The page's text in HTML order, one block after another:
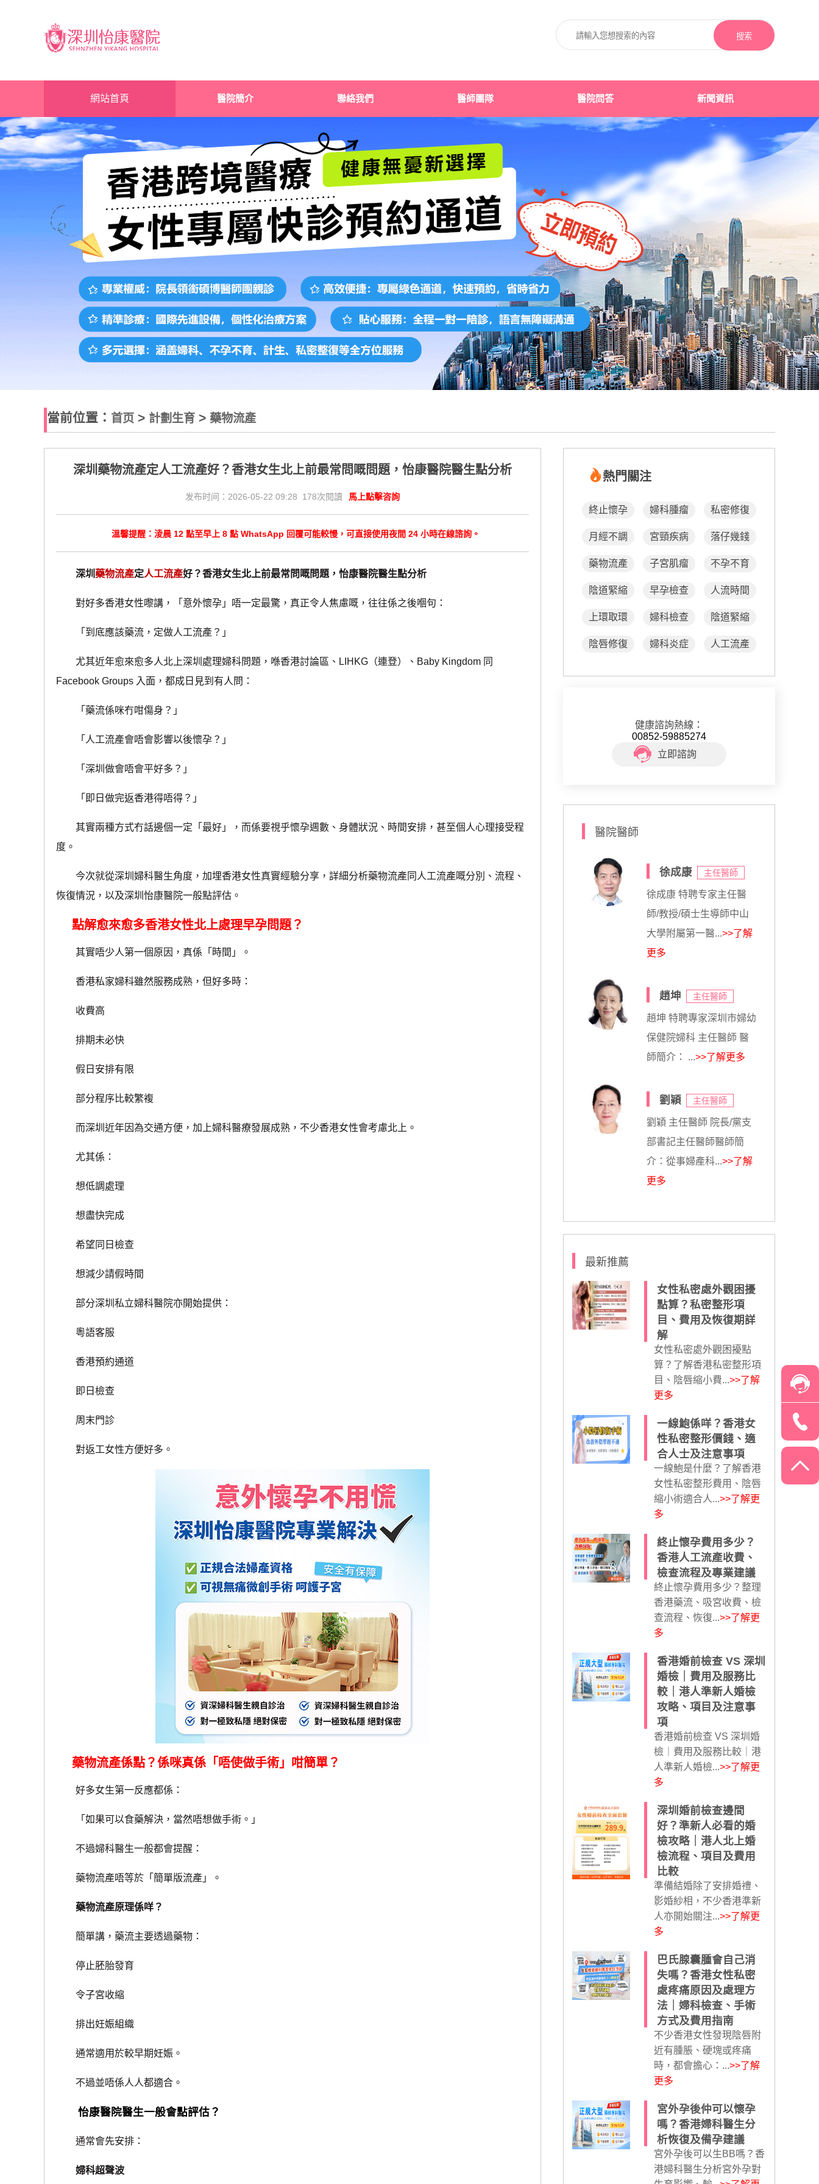
搜索
網站首頁 醫院簡介 聯絡我們 醫師團隊 醫院問答 新聞資訊
當前位置： 首页 > 計劃生育 > 藥物流產
深圳藥物流產定人工流產好？香港女生北上前最常問嘅問題，怡康醫院醫生點分析
发布时间：2026-05-22 09:28 178次閱讀 馬上點擊咨詢
溫馨提醒：淩晨 12 點至早上 8 點 WhatsApp 回覆可能較慢，可直接使用夜間 24 小時在線諮詢。
深圳 藥物流產定人工流產好？香港女生北上前最常問嘅問題，怡康醫院醫生點分析
對好多香港女性嚟講，「意外懷孕」唔一定最驚，真正令人焦慮嘅，往往係之後嗰句：
「到底應該藥流，定做人工流產？」
尤其近年愈來愈多人北上深圳處理婦科問題，喺香港討論區、LIHKG（連登）、Baby Kingdom 同
Facebook Groups 入面，都成日見到有人問：
「藥流係咪冇咁傷身？」
「人工流產會唔會影響以後懷孕？」
「深圳做會唔會平好多？」
「即日做完返香港得唔得？」
其實兩種方式冇話邊個一定「最好」，而係要視乎懷孕週數、身體狀況、時間安排，甚至個人心理接受程
度。
今次就從深圳婦科醫生角度，加埋香港女性真實經驗分享，詳細分析藥物流產同人工流產嘅分別、流程、
恢復情況，以及深圳怡康醫院一般點評估。
點解愈來愈多香港女性北上處理早孕問題？
其實唔少人第一個原因，真係「時間」。
香港私家婦科雖然服務成熟，但好多時：
收費高
排期未必快
假日安排有限
部分程序比較繁複
而深圳近年因為交通方便，加上婦科醫療發展成熟，不少香港女性會考慮北上。
尤其係：
想低調處理
想盡快完成
希望同日檢查
想減少請假時間
部分深圳私立婦科醫院亦開始提供：
粵語客服
香港預約通道
即日檢查
周末門診
對返工女性方便好多。
藥物流產係點？係咪真係「唔使做手術」咁簡單？
好多女生第一反應都係：
「如果可以食藥解決，當然唔想做手術。」
不過婦科醫生一般都會提醒：
藥物流產唔等於「簡單版流產」。
藥物流產原理係咩？
簡單講，藥流主要透過藥物：
停止胚胎發育
令子宮收縮
排出妊娠組織
通常適用於較早期妊娠。
不過並唔係人人都適合。
怡康醫院醫生一般會點評估？
通常會先安排：
婦科超聲波
熱門關注
終止懷孕 婦科腫瘤 私密修復
月經不調 宮頸疾病 落仔幾錢
藥物流產 子宮肌瘤 不孕不育
陰道緊縮 早孕檢查 人流時間
上環取環 婦科檢查 陰道緊縮
陰唇修復 婦科炎症 人工流產
健康諮詢熱線：
00852-59885274
立即諮詢
醫院醫師
徐成康 主任醫師
徐成康 特聘专家主任醫
師/教授/碩士生導師中山
大學附屬第一醫...>>了解
更多
趙坤 主任醫師
趙坤 特聘專家深圳市婦幼
保健院婦科 主任醫師 醫
師簡介： ...>>了解更多
劉穎 主任醫師
劉穎 主任醫師 院長/黨支
部書記主任醫師醫師簡
介：從事婦產科...>>了解
更多
最新推薦
女性私密處外觀困擾
點算？私密整形項
目、費用及恢復期詳
解
女性私密處外觀困擾點
算？了解香港私密整形項
目、陰唇縮小費...>>了解
更多
一線鮑係咩？香港女
性私密整形價錢、適
合人士及注意事項
一線鮑是什麼？了解香港
女性私密整形費用、陰唇
縮小術適合人...>>了解更
多
終止懷孕費用多少？
香港人工流產收費、
檢查流程及專業建議
終止懷孕費用多少？整理
香港藥流、吸宮收費、檢
查流程、恢復...>>了解更
多
香港婚前檢查 VS 深圳
婚檢｜費用及服務比
較｜港人準新人婚檢
攻略、項目及注意事
項
香港婚前檢查 VS 深圳婚
檢｜費用及服務比較｜港
人準新人婚檢...>>了解更
多
深圳婚前檢查邊間
好？準新人必看的婚
檢攻略｜港人北上婚
檢流程、項目及費用
比較
準備結婚除了安排婚禮、
影婚紗相，不少香港準新
人亦開始關注...>>了解更
多
巴氏腺囊腫會自己消
失嗎？香港女性私密
處疼痛原因及處理方
法｜婦科檢查、手術
方式及費用指南
不少香港女性發現陰唇附
近有腫脹、硬塊或疼痛
時，都會擔心：...>>了解
更多
宮外孕後仲可以懷孕
嗎？香港婦科醫生分
析恢復及備孕建議
宮外孕後可以生BB嗎？香
港婦科醫生分析宮外孕對